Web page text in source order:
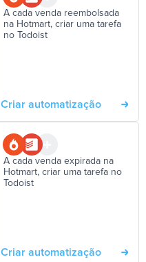
A cada venda reembolsada
na Hotmart, criar uma tarefa
no Todoist
Criar automatização
A cada venda expirada na
Hotmart, criar uma tarefa no
Todoist
Criar automatização